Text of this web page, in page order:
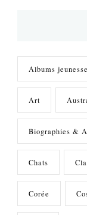
Albums jeunesse
Art
Biographies &
Chats
Corée